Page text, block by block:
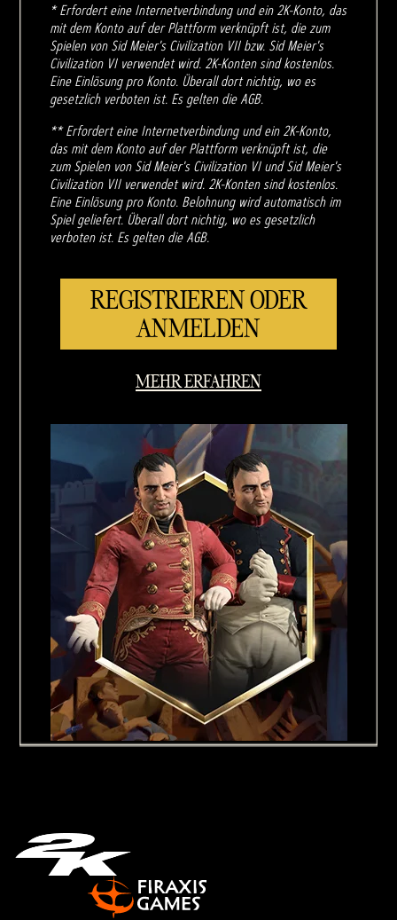
* Erfordert eine Internetverbindung und ein 2K-Konto, das
mit dem Konto auf der Plattform verknüpft ist, die zum
Spielen von Sid Meier's Civilization VII bzw. Sid Meier's
Civilization VI verwendet wird. 2K-Konten sind kostenlos.
Eine Einlösung pro Konto. Überall dort nichtig, wo es
gesetzlich verboten ist. Es gelten die AGB.
** Erfordert eine Internetverbindung und ein 2K-Konto,
das mit dem Konto auf der Plattform verknüpft ist, die
zum Spielen von Sid Meier's Civilization VI und Sid Meier's
Civilization VII verwendet wird. 2K-Konten sind kostenlos.
Eine Einlösung pro Konto. Belohnung wird automatisch im
Spiel geliefert. Überall dort nichtig, wo es gesetzlich
verboten ist. Es gelten die AGB.
REGISTRIEREN ODER
ANMELDEN
MEHR ERFAHREN